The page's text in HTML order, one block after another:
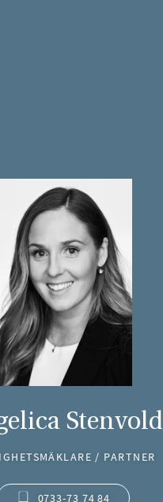
Stenvold
/ PARTNER
0733-73 74 84